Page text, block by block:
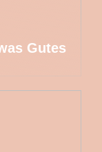
Gutes